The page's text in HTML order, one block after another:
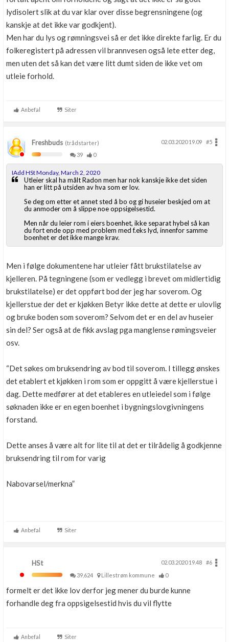
lydisolert slik at du var klar over disse begrensningene (og
kanskje at det ikke var godkjent).
Men har du lys og rømningsvei så er det ikke direkte farlig. Er du
folkeregistert på adressen vil brannvesen også lete etter deg,
men uten det så kan det være litt dumt siden de ikke vet om
utleie forhold.
Anbefal Siter
Freshbuds (trådstarter) 02.03.2020 19.09
#5
39
0
IAdd HSt Monday, March 2, 2020
Utleier skal ha målt Radon men har nok kanskje ikke det siden
han er litt på utsiden av hva som er lov.
Se deg om etter et annet sted å bo og gi huseier beskjed om at
du anmoder om å slippe noe oppsigelsestid.
Men når du leier rom i eiers boenhet, ikke separat hybel så kan
du fort ende opp med problem med f.eks lyd, innenfor samme
boenhet er det ikke mange krav.
Men i følge dokumentene har utleier fått brukstilatelse av
kjelleren. På tegningene (som er vedlegg i brevet om midlertidig
brukstilatelse) er det oppført bod der jeg har soverom. Og
kjellerstue der det er kjøkken Betyr ikke dette at dette er ulovlig
og bruke boden som soverom? Selvom det er en del av huseier
sin del? Ser også at de fikk avslag pga manglense rømingsveier
osv.
“Det søkes om bruksendring av bod til soverom. I tillegg ønskes
det etablert et kjøkken i rom som er oppgitt å være kjellerstue i
dag. Dette medfører at det etableres en utleiedel som i følge
søknaden ikke er en egen boenhet i bygningslovgivningens
forstand.
Dette anses å være alt for lite til at det er tilrådelig å godkjenne
bruksendring til rom for varig
Nabovarsel/merkna”
Anbefal Siter
HSt 02.03.2020 19.48
#6
39,624
Lillestrøm kommune 0
formelt er det ikke lov derfor jeg mener du burde kunne
forhandle deg fra oppsigelsestid hvis du vil flytte
Anbefal Siter